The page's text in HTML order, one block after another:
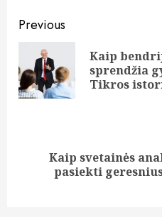
Continue
Reading
Previous
Kaip
sprendžia
Tikros
Kaip svetainės
pasiekti